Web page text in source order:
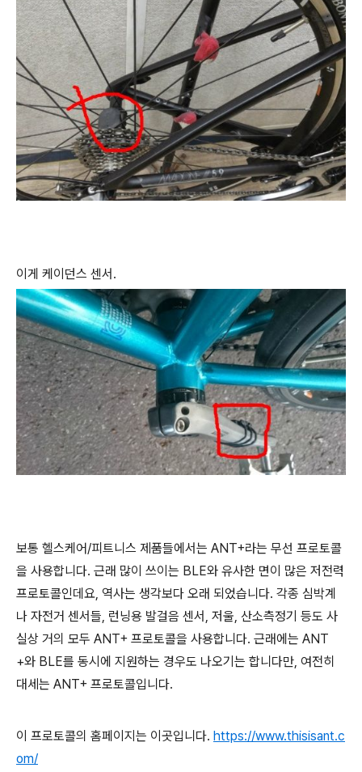
이게 케이던스 센서.
보통 헬스케어/피트니스 제품들에서는 ANT+라는 무선 프로토콜
을 사용합니다. 근래 많이 쓰이는 BLE와 유사한 면이 많은 저전력
프로토콜인데요, 역사는 생각보다 오래 되었습니다. 각종 심박계
나 자전거 센서들, 런닝용 발걸음 센서, 저울, 산소측정기 등도 사
실상 거의 모두 ANT+ 프로토콜을 사용합니다. 근래에는 ANT
+와 BLE를 동시에 지원하는 경우도 나오기는 합니다만, 여전히
대세는 ANT+ 프로토콜입니다.
이 프로토콜의 홈페이지는 이곳입니다. https://www.thisisant.c
om/